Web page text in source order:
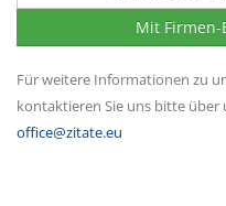
Mit
Für weitere Informationen zu
kontaktieren Sie uns bitte über
office@zitate.eu